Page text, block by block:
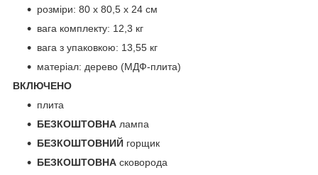
розміри: 80 x 80,5 x 24 см
вага комплекту: 12,3 кг
вага з упаковкою: 13,55 кг
матеріал: дерево (МДФ-плита)
ВКЛЮЧЕНО
плита
БЕЗКОШТОВНА лампа
БЕЗКОШТОВНИЙ горщик
БЕЗКОШТОВНА сковорода